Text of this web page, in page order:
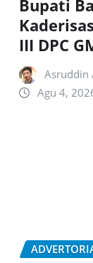
Bupati
III DPC
Asruddin
Agu 4,